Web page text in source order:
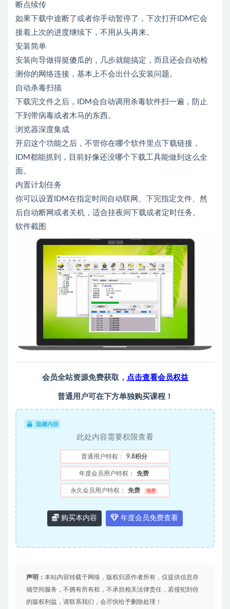
断点续传
如果下载中途断了或者你手动暂停了，下次打开IDM它会
接着上次的进度继续下，不用从头再来。
安装简单
安装向导做得挺傻瓜的，几步就能搞定，而且还会自动检
测你的网络连接，基本上不会出什么安装问题。
自动杀毒扫描
下载完文件之后，IDM会自动调用杀毒软件扫一遍，防止
下到带病毒或者木马的东西。
浏览器深度集成
开启这个功能之后，不管你在哪个软件里点下载链接，
IDM都能抓到，目前好像还没哪个下载工具能做到这么全
面。
内置计划任务
你可以设置IDM在指定时间自动联网、下完指定文件、然
后自动断网或者关机，适合挂夜间下载或者定时任务。
软件截图
会员全站资源免费获取， 点击查看会员权益
普通用户可在下方单独购买课程！
隐藏内容
此处内容需要权限查看
普通用户特权： 9.8积分
年度会员用户特权： 免费
永久会员用户特权： 免费 推荐
购买本内容 年度会员免费查看
声明： 本站内容转载于网络，版权归原作者所有，仅提供信息存
储空间服务，不拥有所有权，不承担相关法律责任，若侵犯到你
的版权利益，请联系我们，会尽快给予删除处理！